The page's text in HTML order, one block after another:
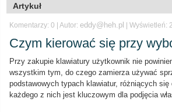
Artykuł
Komentarzy: 0 | Autor: eddy@heh.pl | Wyświetleń:
Czym kierować się przy
Przy zakupie klawiatury użytkownik nie
wszystkim tym, do czego zamierza używać
podstawowych typach klawiatur, różniących
każdego z nich jest kluczowym dla podjęcia